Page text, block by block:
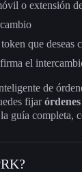
o extensión
que deseas
el
de
fijar
guía completa,